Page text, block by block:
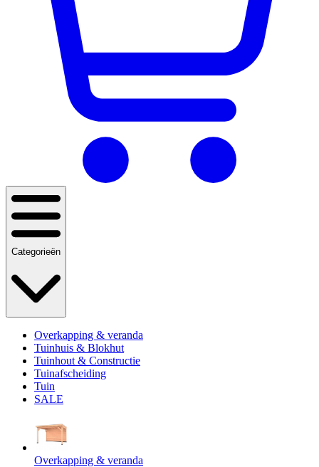
Categorieën
Overkapping & veranda
Tuinhuis & Blokhut
Tuinhout & Constructie
Tuinafscheiding
Tuin
SALE
Overkapping & veranda